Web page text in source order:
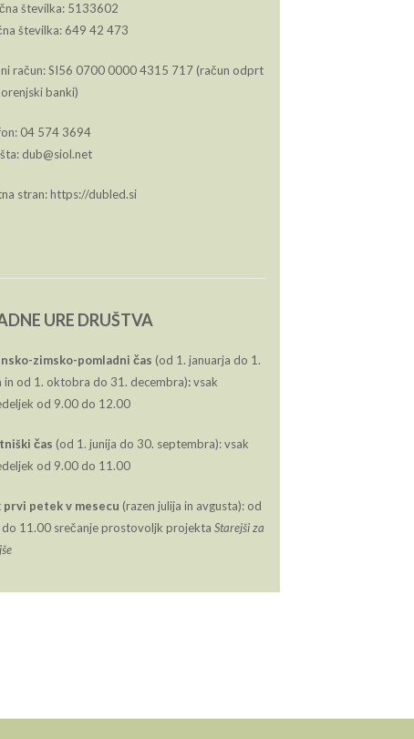
številka: 5133602
številka: 649 42 473
račun: SI56 0700 0000 4315 717 (račun odprt
banki)
04 574 3694
dub@siol.net
stran: https://dubled.si
URE DRUŠTVA
zimsko-pomladni čas (od 1. januarja do 1.
in od 1. oktobra do 31. decembra):vsak
od 9.00 do 12.00
čas (od 1. junija do 30. septembra): vsak
od 9.00 do 11.00
prvi petek v mesecu (razen julija in avgusta): od
do 11.00 srečanje prostovoljk projekta Starejši za